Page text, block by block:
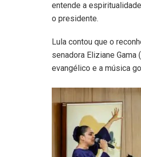
entende a
o presidente.
Lula contou que o
senadora Eliziane
evangélico e a música